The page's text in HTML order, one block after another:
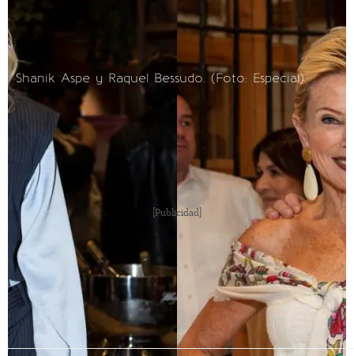
Shanik Aspe y Raquel Bessudo. (Foto: Especial)
[Publicidad]